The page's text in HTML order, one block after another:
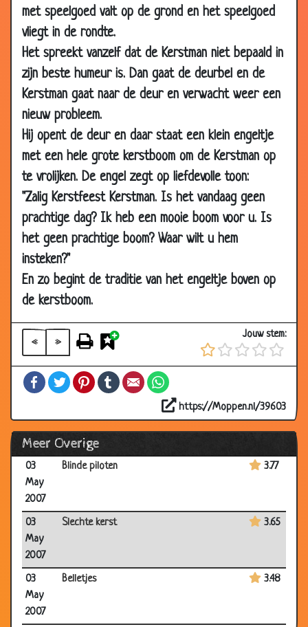
met speelgoed valt op de grond en het speelgoed
vliegt in de rondte.
Het spreekt vanzelf dat de Kerstman niet bepaald in
zijn beste humeur is. Dan gaat de deurbel en de
Kerstman gaat naar de deur en verwacht weer een
nieuw probleem.
Hij opent de deur en daar staat een klein engeltje
met een hele grote kerstboom om de Kerstman op
te vrolijken. De engel zegt op liefdevolle toon:
"Zalig Kerstfeest Kerstman. Is het vandaag geen
prachtige dag? Ik heb een mooie boom voor u. Is
het geen prachtige boom? Waar wilt u hem
insteken?"
En zo begint de traditie van het engeltje boven op
de kerstboom.
« »
Jouw stem:
FacebookTwitterPinterestTumblrEmail
https://Moppen.nl/39603
Meer Overige
14 May
2007
Jagen in Canada
14 May
2007
Oog transplantatie
2007
Vertraging
14 May
2007
2.24
07
May
2007
Kippenkanon
07
May
2007
Zijn toekomst
07
2007
De dove graaf
07
May
2007
Paarden begeleiding 2.87
2007
3.51
03
May
2007
Blinde piloten 3.77
03
May
2007
Slechte kerst 3.65
03
May
2007
Belletjes 3.48